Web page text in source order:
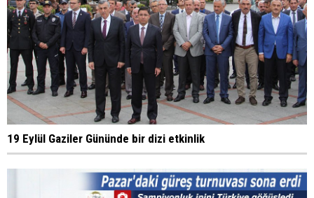
19 Eylül Gaziler Gününde bir dizi etkinlik